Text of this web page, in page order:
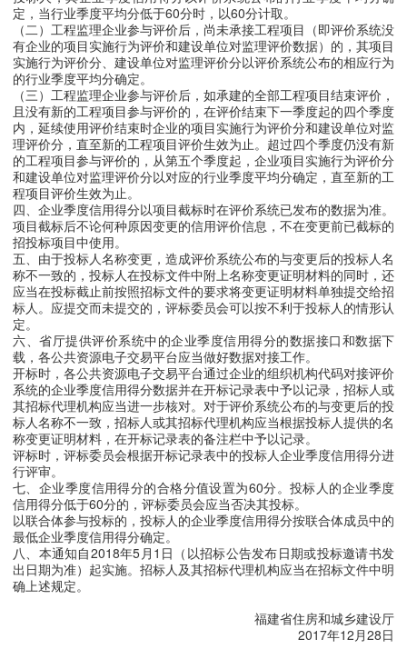
定，当行业季度平均分低于60分时，以60分计取。
（二）工程监理企业参与评价后，尚未承接工程项目（即评价系统没
有企业的项目实施行为评价和建设单位对监理评价数据）的，其项目
实施行为评价分、建设单位对监理评价分以评价系统公布的相应行为
的行业季度平均分确定。
（三）工程监理企业参与评价后，如承建的全部工程项目结束评价，
且没有新的工程项目参与评价的，在评价结束下一季度起的四个季度
内，延续使用评价结束时企业的项目实施行为评价分和建设单位对监
理评价分，直至新的工程项目评价生效为止。超过四个季度仍没有新
的工程项目参与评价的，从第五个季度起，企业项目实施行为评价分
和建设单位对监理评价分以对应的行业季度平均分确定，直至新的工
程项目评价生效为止。
四、企业季度信用得分以项目截标时在评价系统已发布的数据为准。
项目截标后不论何种原因变更的信用评价信息，不在变更前已截标的
招投标项目中使用。
五、由于投标人名称变更，造成评价系统公布的与变更后的投标人名
称不一致的，投标人在投标文件中附上名称变更证明材料的同时，还
应当在投标截止前按照招标文件的要求将变更证明材料单独提交给招
标人。应提交而未提交的，评标委员会可以按不利于投标人的情形认
定。
六、省厅提供评价系统中的企业季度信用得分的数据接口和数据下
载，各公共资源电子交易平台应当做好数据对接工作。
开标时，各公共资源电子交易平台通过企业的组织机构代码对接评价
系统的企业季度信用得分数据并在开标记录表中予以记录，招标人或
其招标代理机构应当进一步核对。对于评价系统公布的与变更后的投
标人名称不一致，招标人或其招标代理机构应当根据投标人提供的名
称变更证明材料，在开标记录表的备注栏中予以记录。
评标时，评标委员会根据开标记录表中的投标人企业季度信用得分进
行评审。
七、企业季度信用得分的合格分值设置为60分。投标人的企业季度
信用得分低于60分的，评标委员会应当否决其投标。
以联合体参与投标的，投标人的企业季度信用得分按联合体成员中的
最低企业季度信用得分确定。
八、本通知自2018年5月1日（以招标公告发布日期或投标邀请书发
出日期为准）起实施。招标人及其招标代理机构应当在招标文件中明
确上述规定。
福建省住房和城乡建设厅
2017年12月28日